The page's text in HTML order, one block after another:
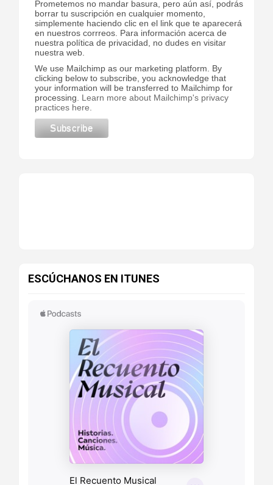
Prometemos no mandar basura, pero aún así, podrás
borrar tu suscripción en cualquier momento,
simplemente haciendo clic en el link que te aparecerá
en nuestros corrreos. Para información acerca de
nuestra política de privacidad, no dudes en visitar
nuestra web.
We use Mailchimp as our marketing platform. By
clicking below to subscribe, you acknowledge that
your information will be transferred to Mailchimp for
processing. Learn more about Mailchimp's privacy
practices here.
ESCÚCHANOS EN ITUNES